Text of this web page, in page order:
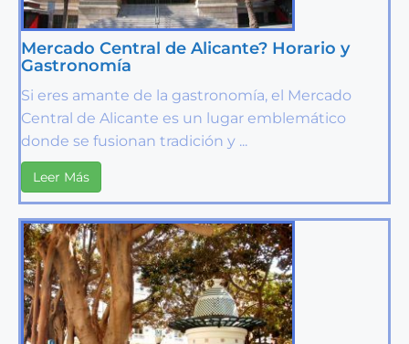
Mercado Central de Alicante? Horario y
Gastronomía
Si eres amante de la gastronomía, el Mercado
Central de Alicante es un lugar emblemático
donde se fusionan tradición y ...
Leer Más